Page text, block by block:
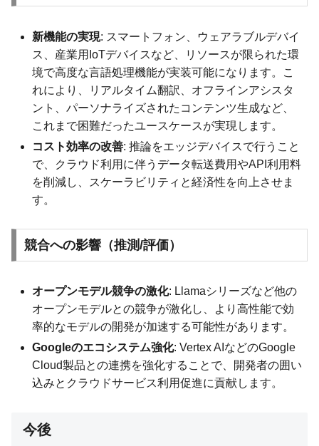
新機能の実現: スマートフォン、ウェアラブルデバイ
ス、産業用IoTデバイスなど、リソースが限られた環
境で高度な言語処理機能が実装可能になります。こ
れにより、リアルタイム翻訳、オフラインアシスタ
ント、パーソナライズされたコンテンツ生成など、
これまで困難だったユースケースが実現します。
コスト効率の改善: 推論をエッジデバイスで行うこと
で、クラウド利用に伴うデータ転送費用やAPI利用料
を削減し、スケーラビリティと経済性を向上させま
す。
競合への影響（推測/評価）
オープンモデル競争の激化: Llamaシリーズなど他の
オープンモデルとの競争が激化し、より高性能で効
率的なモデルの開発が加速する可能性があります。
Googleのエコシステム強化: Vertex AIなどのGoogle
Cloud製品との連携を強化することで、開発者の囲い
込みとクラウドサービス利用促進に貢献します。
今後